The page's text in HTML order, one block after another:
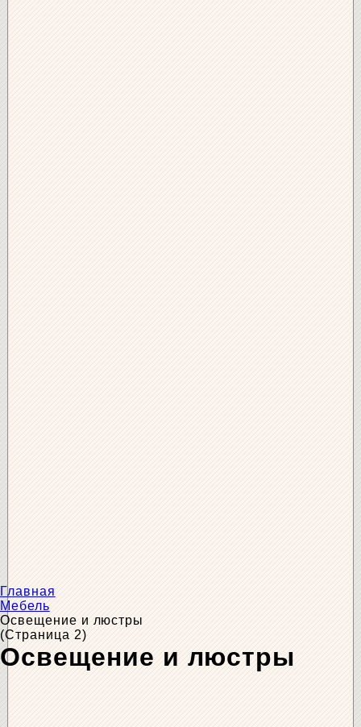
Главная
Мебель
Освещение и люстры
(Страница 2)
Освещение и люстры